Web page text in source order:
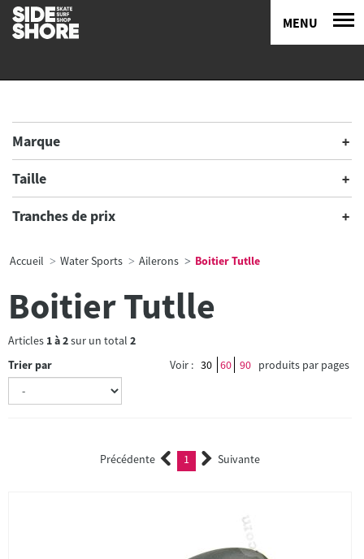
MENU
Marque
Taille
Tranches de prix
Accueil Water Sports Ailerons Boitier Tutlle
Boitier Tutlle
Articles 1à2sur un total 2
Trier par
Voir : 30 60 90 produits par pages
Précédente 1 (current)Suivante